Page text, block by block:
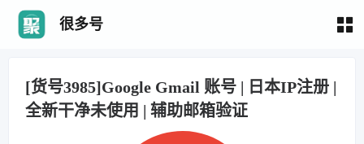
很多号
[货号3985]Google Gmail 账号 | 日本IP注册 |
全新干净未使用 | 辅助邮箱验证